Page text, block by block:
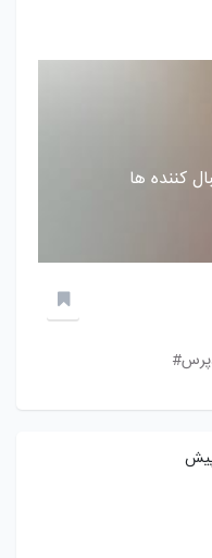
کننده ها